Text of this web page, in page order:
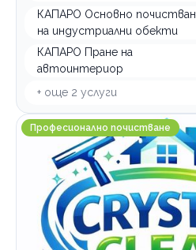
КАПАРО Основно
на индустриални обекти
КАПАРО Пране на
автоинтериор
+ още 2 услуги
Crystal Clear Services
Професионално почистване